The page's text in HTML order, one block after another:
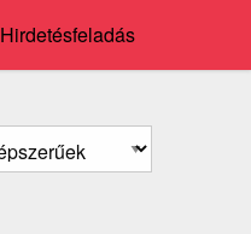
Hirdetésfeladás